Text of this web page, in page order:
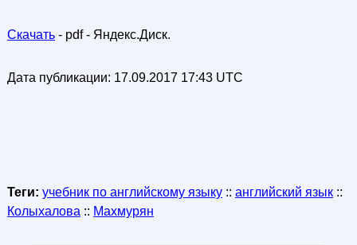
Скачать- pdf - Яндекс.Диск.
Дата публикации: 17.09.2017 17:43 UTC
Теги: учебник по английскому языку:: английский язык::
Колыхалова :: Махмурян